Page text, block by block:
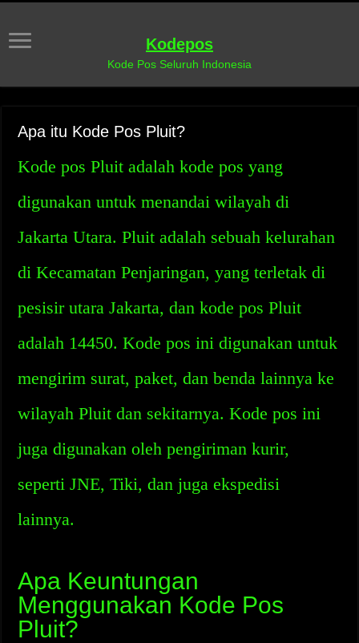
Kodepos
Kode Pos Seluruh Indonesia
Apa itu Kode Pos Pluit?
Kode pos Pluit adalah kode pos yang
digunakan untuk menandai wilayah di
Jakarta Utara. Pluit adalah sebuah kelurahan
di Kecamatan Penjaringan, yang terletak di
pesisir utara Jakarta, dan kode pos Pluit
adalah 14450. Kode pos ini digunakan untuk
mengirim surat, paket, dan benda lainnya ke
wilayah Pluit dan sekitarnya. Kode pos ini
juga digunakan oleh pengiriman kurir,
seperti JNE, Tiki, dan juga ekspedisi
lainnya.
Apa Keuntungan
Menggunakan Kode Pos
Pluit?